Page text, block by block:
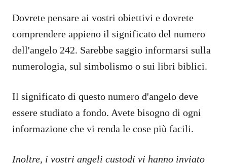
Dovrete pensare ai vostri obiettivi e dovrete
comprendere appieno il significato del numero
dell'angelo 242. Sarebbe saggio informarsi sulla
numerologia, sul simbolismo o sui libri biblici.
Il significato di questo numero d'angelo deve
essere studiato a fondo. Avete bisogno di ogni
informazione che vi renda le cose più facili.
Inoltre, i vostri angeli custodi vi hanno inviato